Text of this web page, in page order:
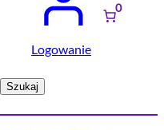
Logowanie
0
Szukaj